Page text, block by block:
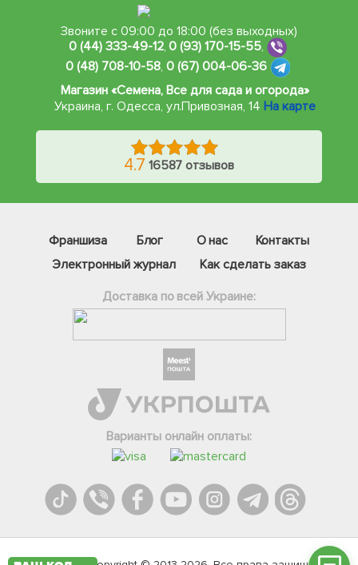
Звоните с 09:00 до 18:00 (без выходных)
0 (44) 333-49-12,0 (93) 170-15-55,
0 (48) 708-10-58, 0 (67) 004-06-36
Магазин «Семена, Все для сада и огорода»
Украина, г. Одесса, ул.Привозная, 14 На карте
4.7 16587 отзывов
Франшиза Блог О нас
Контакты
Электронный журнал
Как сделать заказ
Доставка по всей Украине:
Варианты онлайн оплаты:
Телеграм
Вайбер
Онлайн чат